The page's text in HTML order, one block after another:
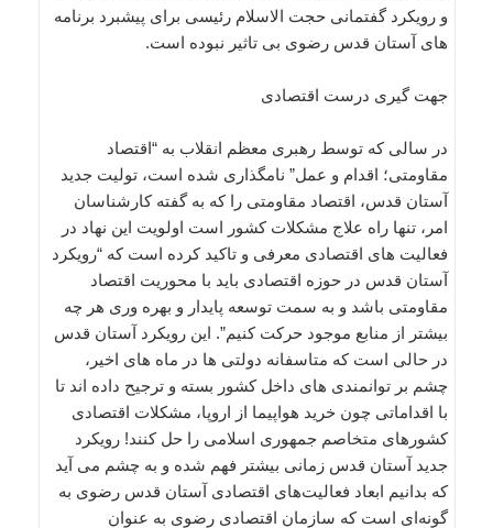
و رویکرد گفتمانی حجت الاسلام رئیسی برای پیشبرد برنامه
های آستان قدس رضوی بی تاثیر نبوده است.
جهت گیری درست اقتصادی
در سالی که توسط رهبری معظم انقلاب به “اقتصاد
مقاومتی؛ اقدام و عمل” نامگذاری شده است، تولیت جدید
آستان قدس، اقتصاد مقاومتی را که به گفته کارشناسان
امر، تنها راه علاج مشکلات کشور است اولویت این نهاد در
فعالیت های اقتصادی معرفی و تاکید کرده است که “رویکرد
آستان قدس در حوزه اقتصادی باید با محوریت اقتصاد
مقاومتی باشد و به سمت توسعه پایدار و بهره وری هر چه
بیشتر از منابع موجود حرکت کنیم”. این رویکرد آستان قدس
در حالی است که متاسفانه دولتی ها در ماه های اخیر،
چشم بر توانمندی های داخل کشور بسته و ترجیح داده اند تا
با اقداماتی چون خرید هواپیما از اروپا، مشکلات اقتصادی
کشورهای متخاصم جمهوری اسلامی را حل کنند! رویکرد
جدید آستان قدس زمانی بیشتر فهم شده و به چشم می آید
که بدانیم ابعاد فعالیت‌های اقتصادی آستان قدس رضوی به
گونه‌ای است که سازمان اقتصادی رضوی به عنوان